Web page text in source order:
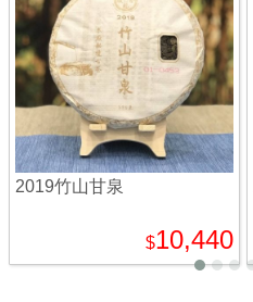
2019竹山甘泉
$10,440